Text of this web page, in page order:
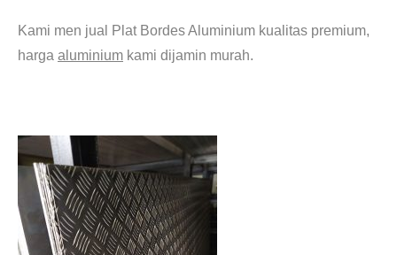
Kami men jual Plat Bordes Aluminium kualitas premium,
harga aluminium kami dijamin murah.